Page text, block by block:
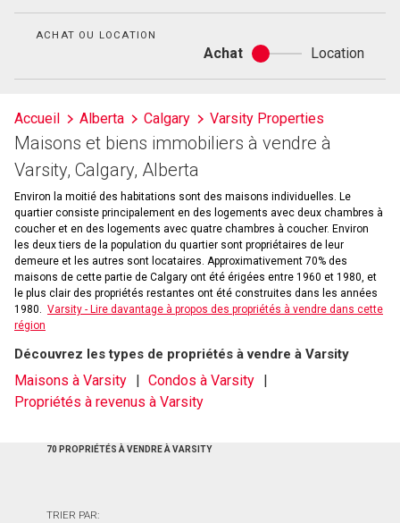
de
ACHAT OU LOCATION
Achat
Achat
ou
Location
Accueil Alberta Calgary Varsity Properties
Maisons et biens immobiliers à vendre à
Varsity, Calgary, Alberta
Environ la moitié des habitations sont des maisons individuelles. Le
quartier consiste principalement en des logements avec deux chambres à
coucher et en des logements avec quatre chambres à coucher. Environ
les deux tiers de la population du quartier sont propriétaires de leur
demeure et les autres sont locataires. Approximativement 70% des
maisons de cette partie de Calgary ont été érigées entre 1960 et 1980, et
le plus clair des propriétés restantes ont été construites dans les années
1980. Varsity - Lire davantage à propos des propriétés à vendre dans cette
région
Découvrez les types de propriétés à vendre à Varsity
Maisons à Varsity
Condos à Varsity
Propriétés à revenus à Varsity
70 PROPRIÉTÉS À VENDRE À VARSITY
TRIER PAR: